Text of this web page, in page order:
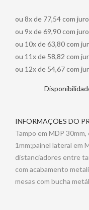
ou 8x de 77,54 com
ou 9x de 69,90 com
ou 10x de 63,80 com
ou 11x de 58,82 com
ou 12x de 54,67 com
INFORMAÇÕES DO
Tampo em MDP
1mm;painel lateral em
distanciadores entre
com acabamento
mesas com bucha